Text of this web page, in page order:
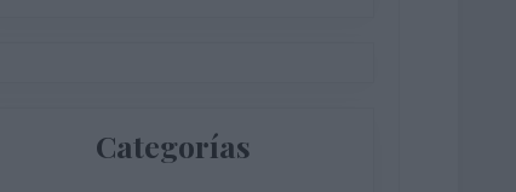
Categorías